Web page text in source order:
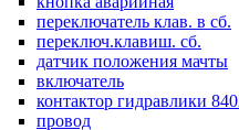
переключатель клав. в сб.
переключ.клавиш. сб.
датчик положения мачты
включатель
контактор гидравлики
провод